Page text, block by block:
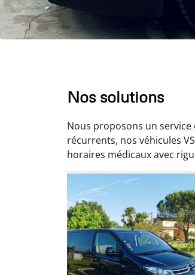
Nos solutions
Nous proposons un service
récurrents, nos véhicules
horaires médicaux avec